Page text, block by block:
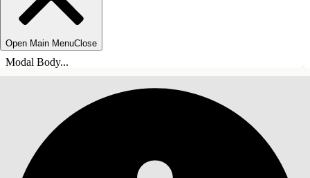
Open Main MenuClose
Modal Body...